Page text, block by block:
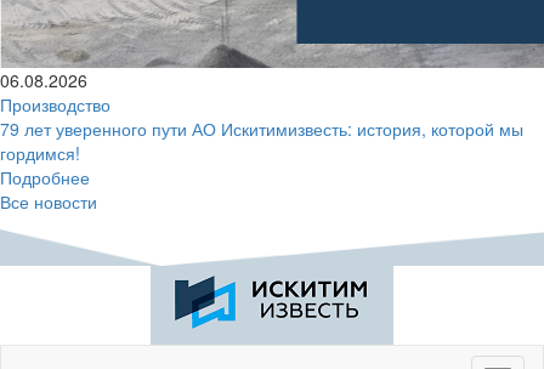
06.08.2026
Производство
79 лет уверенного пути АО Искитимизвесть: история, которой мы
гордимся!
Подробнее
Все новости
Искитимизвесть